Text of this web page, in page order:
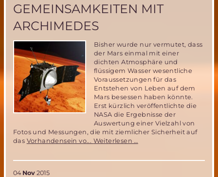
GEMEINSAMKEITEN MIT
ARCHIMEDES
Bisher wurde nur vermutet, dass
der Mars einmal mit einer
dichten Atmosphäre und
flüssigem Wasser wesentliche
Voraussetzungen für das
Entstehen von Leben auf dem
Mars besessen haben könnte.
Erst kürzlich veröffentlichte die
NASA die Ergebnisse der
Auswertung einer Vielzahl von
Fotos und Messungen, die mit ziemlicher Sicherheit auf
das Vorhandensein vo... Weiterlesen …
04 Nov 2015